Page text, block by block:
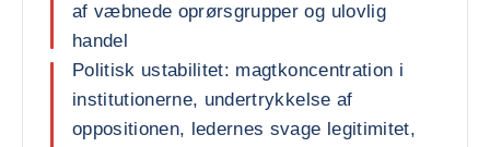
af væbnede oprørsgrupper og ulovlig
handel
Politisk ustabilitet: magtkoncentration i
institutionerne, undertrykkelse af
oppositionen, ledernes svage legitimitet,